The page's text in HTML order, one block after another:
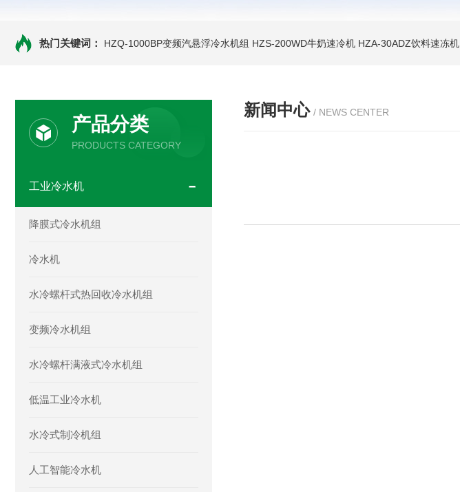
热门关键词： HZQ-1000BP变频汽悬浮冷水机组 HZS-200WD牛奶速冷机 HZA-30ADZ饮料速冻机
产品分类
PRODUCTS CATEGORY
工业冷水机
降膜式冷水机组
冷水机
水冷螺杆式热回收冷水机组
变频冷水机组
水冷螺杆满液式冷水机组
低温工业冷水机
水冷式制冷机组
人工智能冷水机
新闻中心 / NEWS CENTER